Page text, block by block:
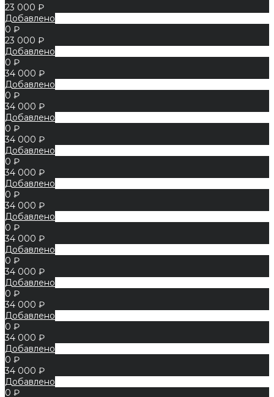
23 000 ₽
Добавлено
0 ₽
23 000 ₽
Добавлено
0 ₽
34 000 ₽
Добавлено
0 ₽
34 000 ₽
Добавлено
0 ₽
34 000 ₽
Добавлено
0 ₽
34 000 ₽
Добавлено
0 ₽
34 000 ₽
Добавлено
0 ₽
34 000 ₽
Добавлено
0 ₽
34 000 ₽
Добавлено
0 ₽
34 000 ₽
Добавлено
0 ₽
34 000 ₽
Добавлено
0 ₽
34 000 ₽
Добавлено
0 ₽